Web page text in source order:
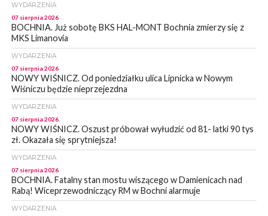
WYDARZENIA
07 sierpnia 2026
BOCHNIA. Już sobotę BKS HAL-MONT Bochnia zmierzy się z
MKS Limanovia
WYDARZENIA
07 sierpnia 2026
NOWY WIŚNICZ. Od poniedziałku ulica Lipnicka w Nowym
Wiśniczu będzie nieprzejezdna
WYDARZENIA
07 sierpnia 2026
NOWY WIŚNICZ. Oszust próbował wyłudzić od 81- latki 90 tys
zł. Okazała się sprytniejsza!
WYDARZENIA
07 sierpnia 2026
BOCHNIA. Fatalny stan mostu wiszącego w Damienicach nad
Rabą! Wiceprzewodniczący RM w Bochni alarmuje
WYDARZENIA